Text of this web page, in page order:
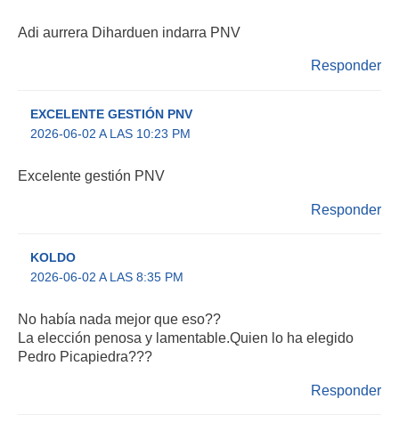
Adi aurrera Diharduen indarra PNV
Responder
EXCELENTE GESTIÓN PNV
2026-06-02 A LAS 10:23 PM
Excelente gestión PNV
Responder
KOLDO
2026-06-02 A LAS 8:35 PM
No había nada mejor que eso??
La elección penosa y lamentable.Quien lo ha elegido
Pedro Picapiedra???
Responder